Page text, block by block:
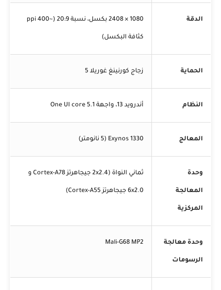
الدقة 1080 × 2408 بكسل، نسبة 20:9 (~400 ppi
كثافة البكسل)
الحماية زجاج كورنينغ غوريلا 5
النظام أندرويد 13، واجهة One UI core 5.1
المعالج Exynos 1330 (5 نانومتر)
وحدة
المعالجة
المركزية
ثماني النواة (2x2.4 جيجاهرتز Cortex-A78 و
6x2.0 جيجاهرتز Cortex-A55)
وحدة معالجة
الرسومات
Mali-G68 MP2